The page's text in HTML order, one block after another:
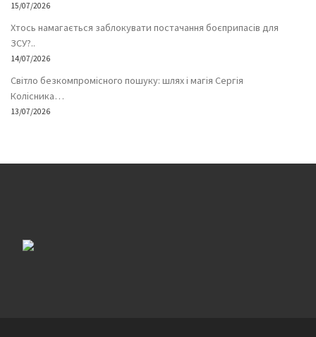
15/07/2026
Хтось намагається заблокувати постачання боєприпасів для
ЗСУ?..
14/07/2026
Світло безкомпромісного пошуку: шлях і магія Сергія
Колісника…
13/07/2026